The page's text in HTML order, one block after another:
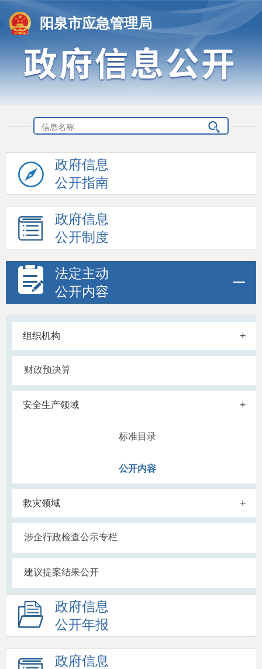
阳泉市应急管理局
政府信息
公开指南
政府信息
公开制度
法定主动
公开内容
组织机构 +
财政预决算
安全生产领域 +
标准目录
公开内容
救灾领域 +
涉企行政检查公示专栏
建议提案结果公开
政府信息
公开年报
政府信息